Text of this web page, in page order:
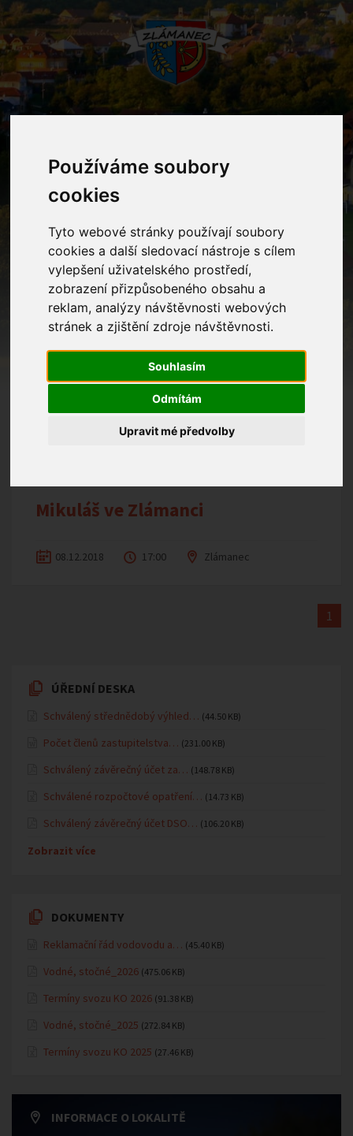
Používáme soubory
cookies
Tyto webové stránky používají soubory
cookies a další sledovací nástroje s cílem
vylepšení uživatelského prostředí,
zobrazení přizpůsobeného obsahu a
reklam, analýzy návštěvnosti webových
stránek a zjištění zdroje návštěvnosti.
Souhlasím
Odmítám
Upravit mé předvolby
Akce
Home Akce
Pohádkový les
12:30 Zlámanec
Mikuláš ve Zlámanci
08.12.2018 17:00 Zlámanec
1
ÚŘEDNÍ DESKA
Schválený střednědobý výhled… (44.50 KB)
Počet členů zastupitelstva… (231.00 KB)
Schválený závěrečný účet za… (148.78 KB)
Schválené rozpočtové opatření… (14.73 KB)
Schválený závěrečný účet DSO… (106.20 KB)
Zobrazit více
DOKUMENTY
Reklamační řád vodovodu a… (45.40 KB)
Vodné, stočné_2026 (475.06 KB)
Termíny svozu KO 2026 (91.38 KB)
Vodné, stočné_2025 (272.84 KB)
Termíny svozu KO 2025 (27.46 KB)
INFORMACE O LOKALITĚ